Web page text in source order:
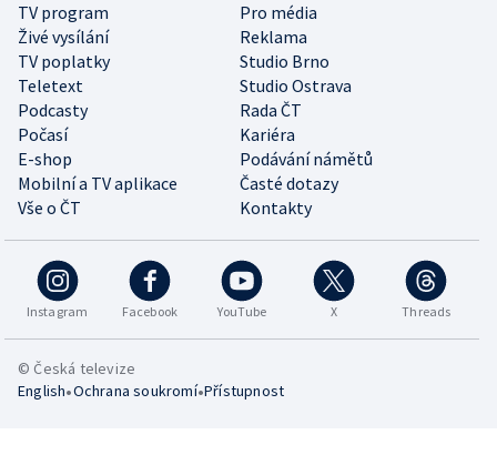
TV program
Pro média
Živé vysílání
Reklama
TV poplatky
Studio Brno
Teletext
Studio Ostrava
Podcasty
Rada ČT
Počasí
Kariéra
E-shop
Podávání námětů
Mobilní a TV aplikace
Časté dotazy
Vše o ČT
Kontakty
Instagram Facebook YouTube X Threads
© Česká televize
English•Ochrana soukromí•Přístupnost